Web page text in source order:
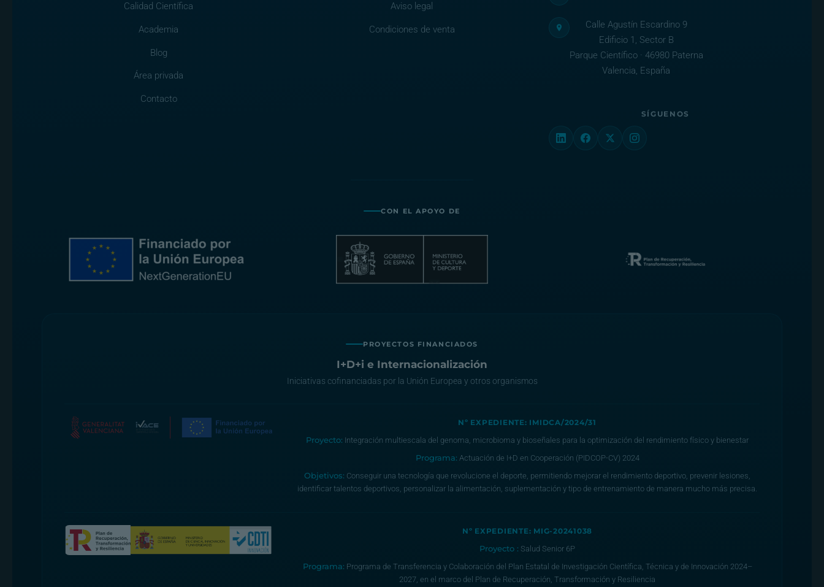
Calidad Científica
Academia
Blog
Área privada
Contacto
Aviso legal
Condiciones de venta
Calle Agustín Escardino 9
Edificio 1, Sector B
Parque Científico · 46980 Paterna
Valencia, España
SÍGUENOS
CON EL APOYO DE
PROYECTOS FINANCIADOS
I+D+i e Internacionalización
Iniciativas cofinanciadas por la Unión Europea y otros organismos
Nº EXPEDIENTE: IMIDCA/2024/31
Proyecto: Integración multiescala del genoma, microbioma y bioseñales para la optimización del rendimiento físico y bienestar
Programa: Actuación de I+D en Cooperación (PIDCOP-CV) 2024
Objetivos: Conseguir una tecnología que revolucione el deporte, permitiendo mejorar el rendimiento deportivo, prevenir lesiones,
identificar talentos deportivos, personalizar la alimentación, suplementación y tipo de entrenamiento de manera mucho más precisa.
Nº EXPEDIENTE: MIG-20241038
Proyecto : Salud Senior 6P
Programa: Programa de Transferencia y Colaboración del Plan Estatal de Investigación Científica, Técnica y de Innovación 2024–
2027, en el marco del Plan de Recuperación, Transformación y Resiliencia